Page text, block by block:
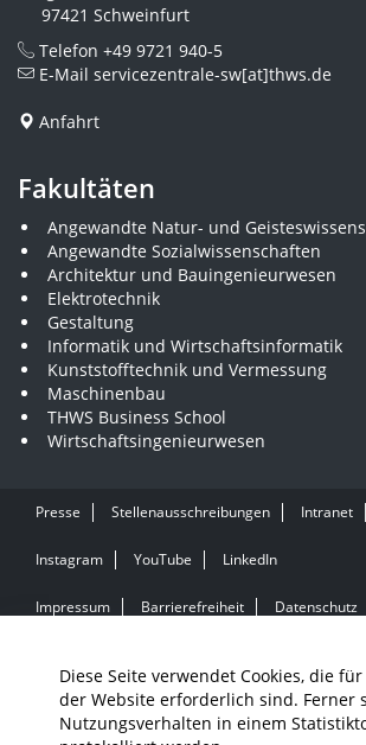
Diese Seite verwendet Cookies, die
der Website erforderlich sind. Ferner
Nutzungsverhalten in einem
97421 Schweinfurt
Telefon +49 9721 940-5
E-Mail servicezentrale-sw[at]thws.de
Anfahrt
Fakultäten
Angewandte Natur- und
Angewandte Sozialwissenschaften
Architektur und Bauingenieurwesen
Elektrotechnik
Gestaltung
Informatik und Wirtschaftsinformatik
Kunststofftechnik und Vermessung
Maschinenbau
THWS Business School
Wirtschaftsingenieurwesen
Presse Stellenausschreibungen Intranet
Instagram YouTube LinkedIn
Impressum Barrierefreiheit Datenschutz